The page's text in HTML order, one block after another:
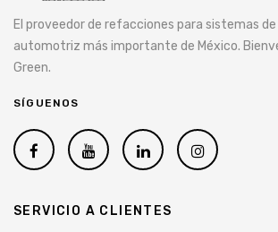
El proveedor de refacciones para sistemas
automotriz más importante de México.
Green.
SÍGUENOS
SERVICIO A CLIENTES